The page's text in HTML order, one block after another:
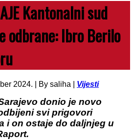
Kantonalni sud
odbrane: Ibro Berilo
2024. | By saliha | Vijesti
donio je novo
svi prigovori
i on ostaje do daljnjeg u